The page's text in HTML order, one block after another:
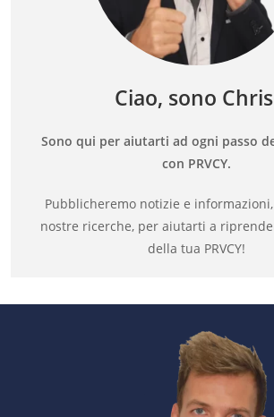
Ciao, sono
Sono qui per aiutarti ad ogni passo
con PRVCY.
Pubblicheremo notizie e
nostre ricerche, per aiutarti a
della tua PRVCY!